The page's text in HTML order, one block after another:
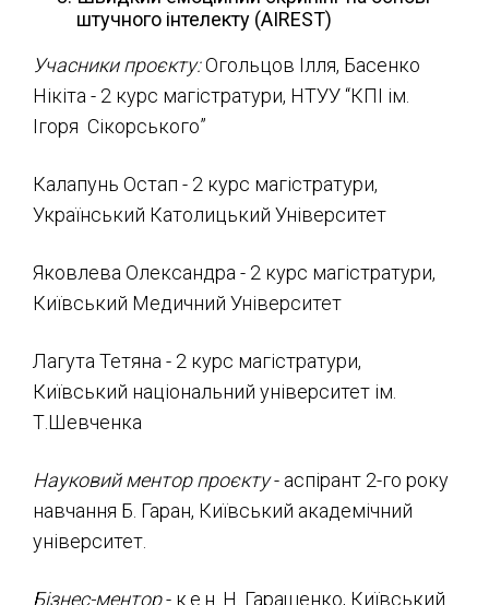
штучного інтелекту (AIREST)
Учасники проєкту:Огольцов Ілля, Басенко
Нікіта - 2 курс магістратури, НТУУ “КПІ ім.
Ігоря Сікорського”
Калапунь Остап - 2 курс магістратури,
Український Католицький Університет
Яковлева Олександра - 2 курс магістратури,
Київський Медичний Університет
Лагута Тетяна - 2 курс магістратури,
Київський національний університет ім.
Т.Шевченка
Науковий ментор проєкту- аспірант 2-го року
навчання Б. Гаран, Київський академічний
університет.
Бізнес-ментор- к.е.н. Н. Гаращенко, Київський